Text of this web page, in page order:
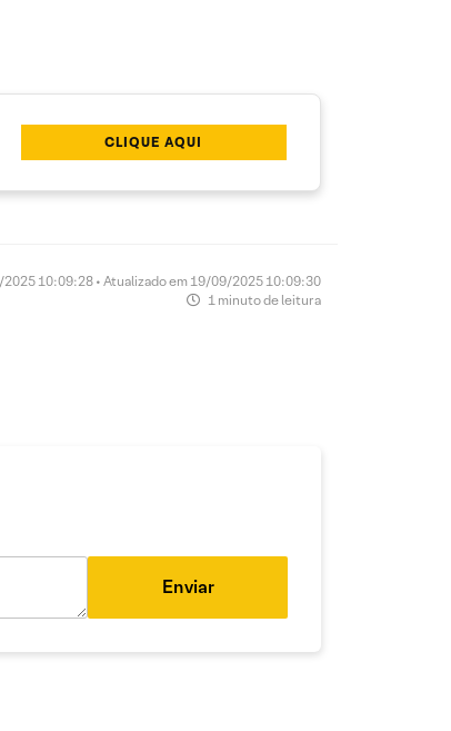
CLIQUE AQUI
10:09:28 • Atualizado em 19/09/2025 10:09:30
1 minuto de leitura
Enviar